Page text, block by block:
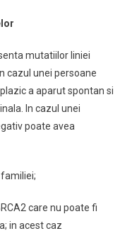
mutatiilor liniei
cazul unei persoane
a aparut spontan si
In cazul unei
poate avea
care nu poate fi
in acest caz